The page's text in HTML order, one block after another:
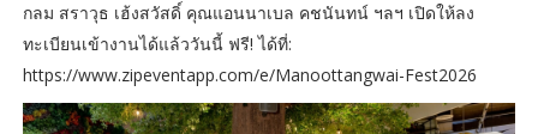
กลม สราวุธ เฮ้งสวัสดิ์ คุณแอนนาเบล คชนันทน์ ฯลฯ เปิดให้ลง
ทะเบียนเข้างานได้แล้ววันนี้ ฟรี! ได้ที่:
https://www.zipeventapp.com/e/Manoottangwai-Fest2026